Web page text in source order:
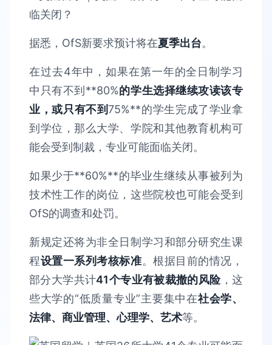
据悉，OfS新要求预计将在夏季出台。
在过去4年中，如果在第一年的全日制学习
中只有不到**80%的学生选择继续攻读该专
业，或只有不到75%**的学生完成了学业拿
到学位，那么大学、学院和其他教育机构可
能会受到制裁，专业可能面临关闭。
如果少于**60%**的毕业生继续从事被列为
技术性工作的岗位，这些院校也可能会受到
OfS的调查和处罚。
新规定还将为非全日制学习和部分研究生课
程设置一系列考核标准。根据目前的情况，
部分大学共计41个专业有被裁撤的风险，这
些大学的“低质量专业”主要集中在社会学、
法律、商业管理、心理学、艺术等。